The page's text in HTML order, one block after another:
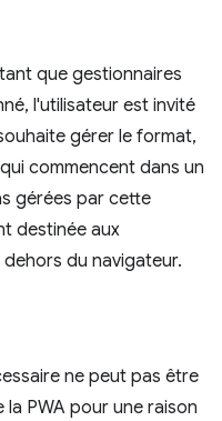
que gestionnaires
l'utilisateur est invité
gérer le format,
commencent dans un
gérées par cette
destinée aux
du navigateur.
ne peut pas être
PWA pour une raison